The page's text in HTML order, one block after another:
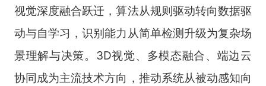
视觉深度融合跃迁，算法从规则驱动转向数据驱
动与自学习，识别能力从简单检测升级为复杂场
景理解与决策。3D视觉、多模态融合、端边云
协同成为主流技术方向，推动系统从被动感知向